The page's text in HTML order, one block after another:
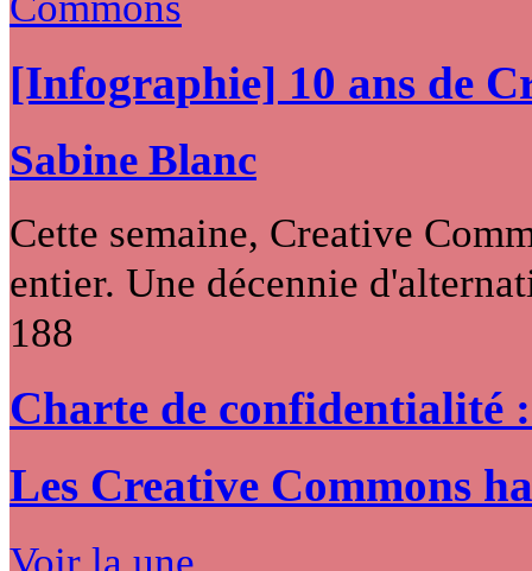
[Infographie] 10 ans de
Sabine Blanc
Cette semaine, Creative
entier. Une décennie
188
Charte de confidentialité
Les Creative Commons